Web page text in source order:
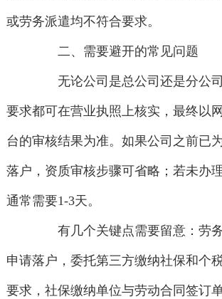
或劳务派遣均不符合要求。
二、需要避开的常见问题
无论公司是总公司还是分公
要求都可在营业执照上核实，最终以
台的审核结果为准。如果公司之前已
落户，资质审核步骤可省略；若未办
通常需要1-3天。
有几个关键点需要留意：劳
申请落户，委托第三方缴纳社保和个
要求，社保缴纳单位与劳动合同签订